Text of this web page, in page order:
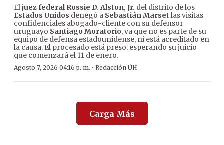
Eljuez federal Rossie D. Alston, Jr. del distrito de los
Estados Unidos denegó a Sebastián Marset las visitas
confidenciales abogado-cliente con su defensor
uruguayo Santiago Moratorio, ya que no es parte de su
equipo de defensa estadounidense, ni está acreditado en
la causa. El procesado está preso, esperando su juicio
que comenzará el 11 de enero.
Agosto 7, 2026 04:16 p. m. · Redacción ÚH
Carga Más